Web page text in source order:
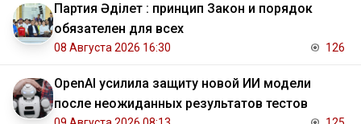
Партия Әділет : принцип Закон и порядок
обязателен для всех
08 Августа 2026 16:30 126
OpenAI усилила защиту новой ИИ модели
после неожиданных результатов тестов